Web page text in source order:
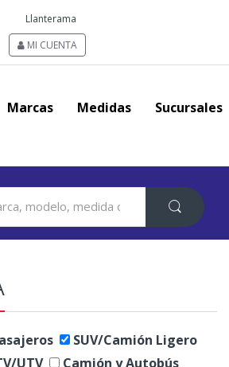
Llanterama
MI CUENTA
Marcas Medidas Sucursales
SUV/Camión Ligero
UTV
Camión y Autobús